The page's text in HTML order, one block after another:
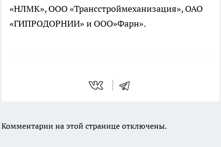
«НЛМК», OOO «Трансстроймеханизация», ОАО
«ГИПРОДОРНИИ» и ООО»Фарн».
Комментарии на этой странице отключены.